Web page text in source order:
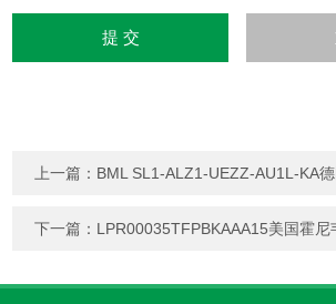
上一篇： BML SL1-ALZ1-UEZZ-AU1L-KA德国巴鲁夫
下一篇： LPR00035TFPBKAAA15美国霍尼韦尔